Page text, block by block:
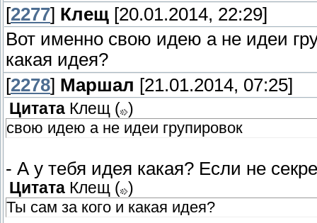
[2277] Клещ [20.01.2014, 22:29]
Вот именно свою идею а не идеи
какая идея?
[2278] Маршал [21.01.2014, 07:25]
Цитата Клещ ( )
свою идею а не идеи групировок
- А у тебя идея какая? Если не
Цитата Клещ ( )
Ты сам за кого и какая идея?